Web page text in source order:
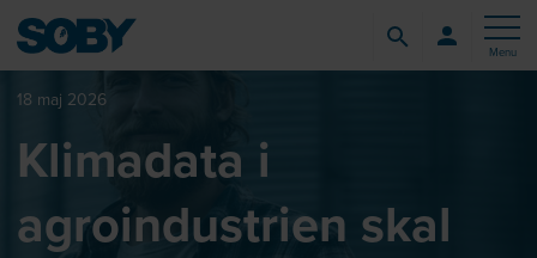
Menu
18 maj 2026
Klimadata i
agroindustrien skal